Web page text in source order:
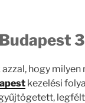
hogy milyen
kezelési